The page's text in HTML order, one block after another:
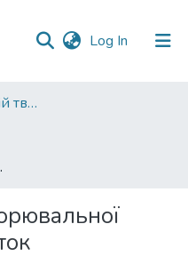
Log In (current)
Факультет технологій тваринництва та продовольства